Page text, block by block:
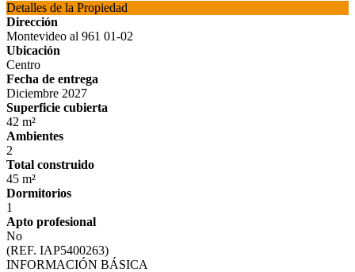
Detalles de la Propiedad
Dirección
Montevideo al 961 01-02
Ubicación
Centro
Fecha de entrega
Diciembre 2027
Superficie cubierta
42 m²
Ambientes
2
Total construido
45 m²
Dormitorios
1
Apto profesional
No
(REF. IAP5400263)
INFORMACIÓN BÁSICA